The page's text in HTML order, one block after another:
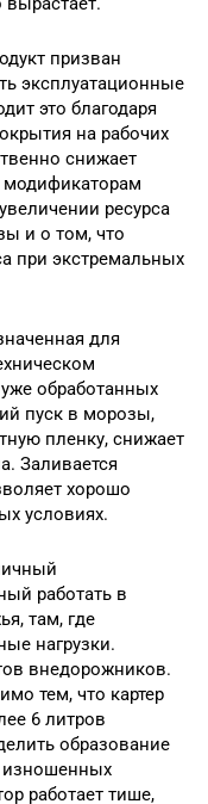
призван
эксплуатационные
это благодаря
на рабочих
снижает
модификаторам
ресурса
и о том, что
при экстремальных
для
обработанных
пуск в морозы,
пленку, снижает
Заливается
хорошо
условиях.
работать в
там, где
нагрузки.
внедорожников.
тем, что картер
6 литров
образование
изношенных
работает тише,